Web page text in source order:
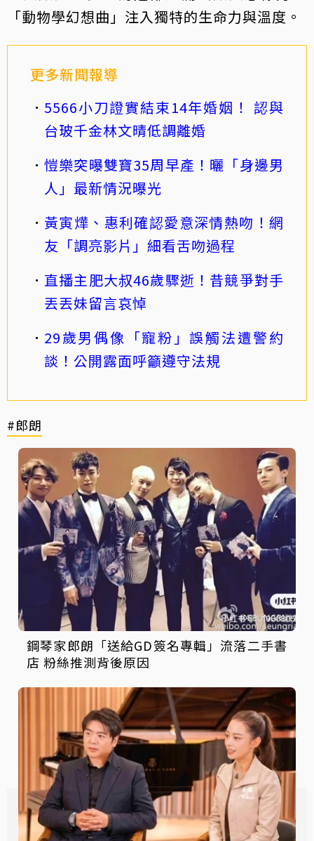
「動物學幻想曲」注入獨特的生命力與溫度。
更多新聞報導
5566小刀證實結束14年婚姻！ 認與
台玻千金林文晴低調離婚
愷樂突曝雙寶35周早產！曬「身邊男
人」最新情況曝光
黃寅燁、惠利確認愛意深情熱吻！網
友「調亮影片」細看舌吻過程
直播主肥大叔46歲驟逝！昔競爭對手
丟丟妹留言哀悼
29歲男偶像「寵粉」誤觸法遭警約
談！公開露面呼籲遵守法規
#郎朗
鋼琴家郎朗「送給GD簽名專輯」流落二手書
店 粉絲推測背後原因